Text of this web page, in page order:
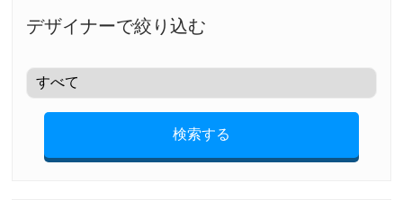
デザイナーで絞り込む
検索する